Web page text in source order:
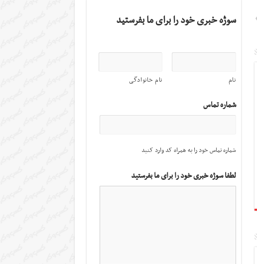
سوژه خبری خود را برای ما بفرستید
نام نام خانوادگی
شماره تماس
شماره تماس خود را به همراه کد وارد کنید
لطفا سوژه خبری خود را برای ما بفرستید